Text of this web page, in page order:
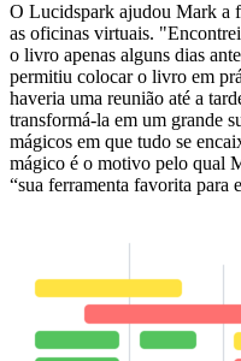
O Lucidspark ajudou Mark a
as oficinas virtuais.
o livro apenas alguns dias
permitiu colocar o livro em
haveria uma reunião até a
transformá-la em um grande
mágicos em que tudo se
mágico é o motivo pelo qual
“sua ferramenta favorita para